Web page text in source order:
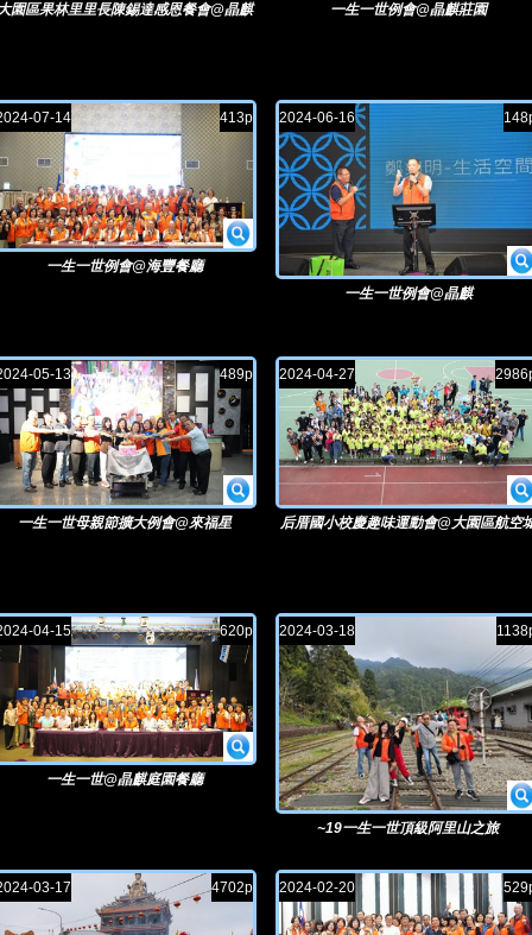
園區果林里里長陳錫達感恩餐會@晶麒
一生一世例會@晶麒莊園
07-14 413p
一生一世例會@海豐餐廳
2024-06-16
一生一世例會@晶麒
05-13 489p
一生一世母親節擴大例會@來福星
2024-04-27
后厝國小校慶趣味運動會@大園區航空
04-15 620p
一生一世@晶麒庭園餐廳
2024-03-18
~19一生一世頂級阿里山之旅
03-17 4702p 2024-02-20